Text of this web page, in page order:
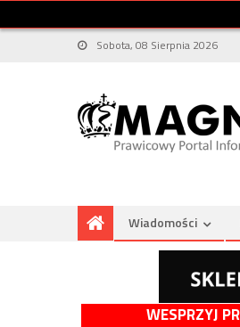
Sobota, 08 Sierpnia 2026
Wiadomości
WESPRZYJ